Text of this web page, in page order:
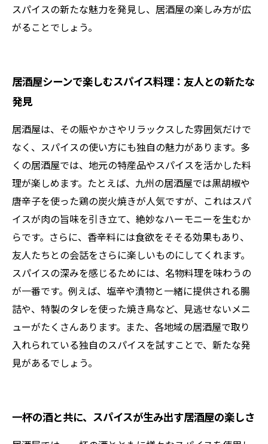
スパイスの新たな魅力を発見し、居酒屋の楽しみ方が広
がることでしょう。
居酒屋シーンで楽しむスパイス料理：友人との新たな
発見
居酒屋は、その賑やかさやリラックスした雰囲気だけで
なく、スパイスの使い方にも独自の魅力があります。多
くの居酒屋では、地元の特産品やスパイスを活かした料
理が楽しめます。たとえば、九州の居酒屋では黒胡椒や
唐辛子を使った鶏の炭火焼きが人気ですが、これはスパ
イスが肉の旨味を引き立て、絶妙なハーモニーを生むか
らです。さらに、香辛料には食欲をそそる効果もあり、
友人たちとの会話をさらに楽しいものにしてくれます。
スパイスの深みを感じるためには、名物料理を味わうの
が一番です。例えば、塩辛や漬物と一緒に提供される腸
詰や、特製のタレを使った焼き鳥など、見逃せないメニ
ューがたくさんあります。また、各地域の居酒屋で取り
入れられている独自のスパイスを試すことで、新たな発
見があるでしょう。
一杯の酒と共に、スパイスが生み出す居酒屋の楽しさ